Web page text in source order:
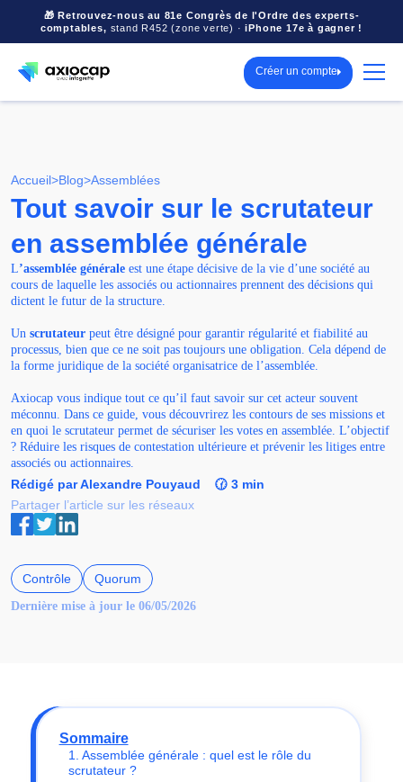
🎁 Retrouvez-nous au 81e Congrès de l'Ordre des experts-
comptables, stand R452 (zone verte) · iPhone 17e à gagner !
Créer un compte
Accueil >Blog>Assemblées
Tout savoir sur le scrutateur
en assemblée générale
L’assemblée générale est une étape décisive de la vie d’une société au
cours de laquelle les associés ou actionnaires prennent des décisions qui
dictent le futur de la structure.
Un scrutateur peut être désigné pour garantir régularité et fiabilité au
processus, bien que ce ne soit pas toujours une obligation. Cela dépend de
la forme juridique de la société organisatrice de l’assemblée.
Axiocap vous indique tout ce qu’il faut savoir sur cet acteur souvent
méconnu. Dans ce guide, vous découvrirez les contours de ses missions et
en quoi le scrutateur permet de sécuriser les votes en assemblée. L’objectif
? Réduire les risques de contestation ultérieure et prévenir les litiges entre
associés ou actionnaires.
Rédigé par Alexandre Pouyaud
🕜 3 min
Partager l’article sur les réseaux
Contrôle Quorum
Dernière mise à jour le 06/05/2026
Sommaire
1. Assemblée générale : quel est le rôle du
scrutateur ?